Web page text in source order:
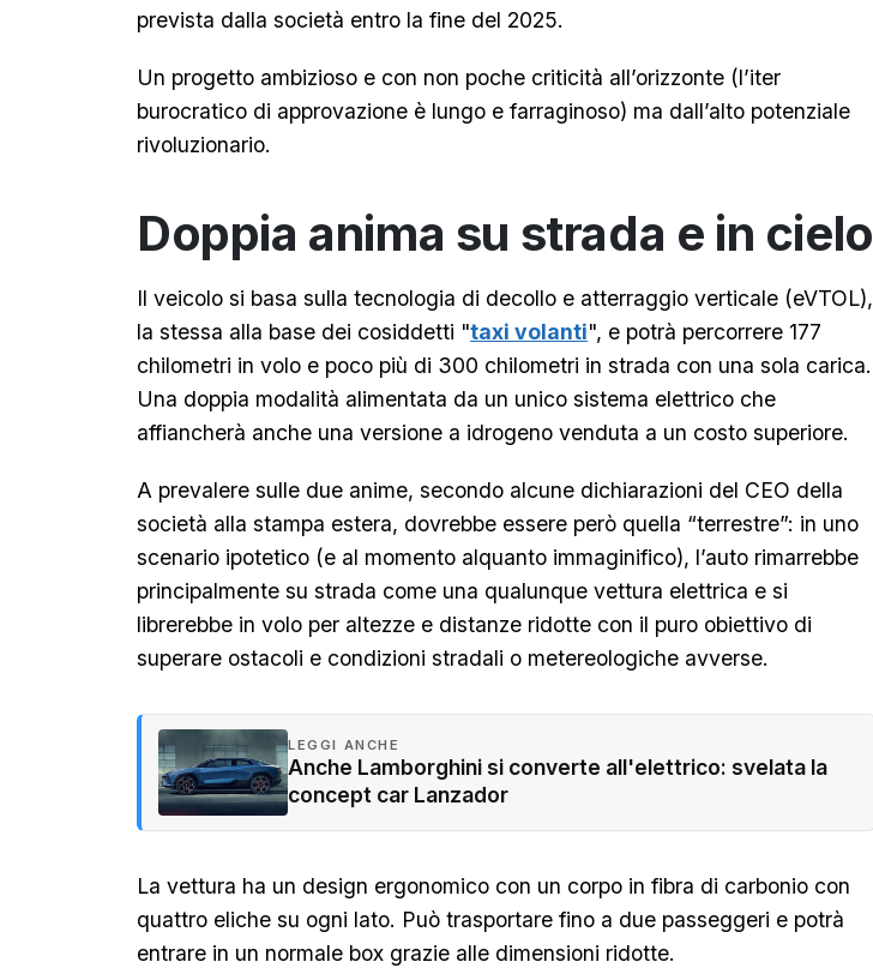
prevista dalla società entro la fine del 2025.
Un progetto ambizioso e con non poche criticità all’orizzonte (l’iter
burocratico di approvazione è lungo e farraginoso) ma dall’alto potenziale
rivoluzionario.
Doppia anima su strada e in cielo
Il veicolo si basa sulla tecnologia di decollo e atterraggio verticale (eVTOL),
la stessa alla base dei cosiddetti "taxi volanti", e potrà percorrere 177
chilometri in volo e poco più di 300 chilometri in strada con una sola carica.
Una doppia modalità alimentata da un unico sistema elettrico che
affiancherà anche una versione a idrogeno venduta a un costo superiore.
A prevalere sulle due anime, secondo alcune dichiarazioni del CEO della
società alla stampa estera, dovrebbe essere però quella “terrestre”: in uno
scenario ipotetico (e al momento alquanto immaginifico), l’auto rimarrebbe
principalmente su strada come una qualunque vettura elettrica e si
librerebbe in volo per altezze e distanze ridotte con il puro obiettivo di
superare ostacoli e condizioni stradali o metereologiche avverse.
LEGGI ANCHE
Anche Lamborghini si converte all'elettrico: svelata la
concept car Lanzador
La vettura ha un design ergonomico con un corpo in fibra di carbonio con
quattro eliche su ogni lato. Può trasportare fino a due passeggeri e potrà
entrare in un normale box grazie alle dimensioni ridotte.